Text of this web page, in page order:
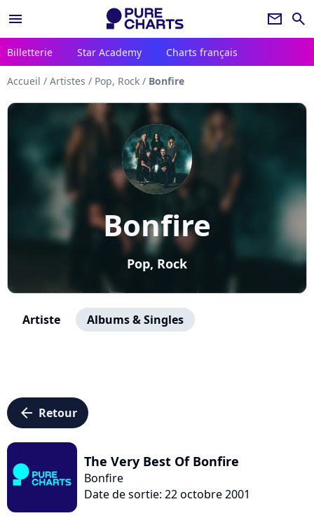
menu newsletter search
Billetterie Star Academy Charts français
Accueil / Artistes / Pop, Rock / Bonfire
Bonfire
Pop, Rock
Artiste Albums & Singles
arrow_left Retour
The Very Best Of Bonfire
Bonfire
Date de sortie: 22 octobre 2001